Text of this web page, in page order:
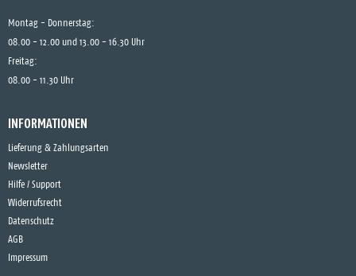
Montag - Donnerstag:
08.00 - 12.00 und 13.00 - 16.30 Uhr
Freitag:
08.00 - 11.30 Uhr
INFORMATIONEN
Lieferung & Zahlungsarten
Newsletter
Hilfe / Support
Widerrufsrecht
Datenschutz
AGB
Impressum